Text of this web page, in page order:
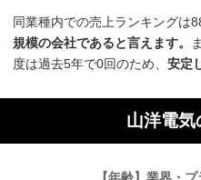
同業種内での売上ランキングは
規模の会社であると言えます。
度は過去5年で0回のため、安定
山洋電気